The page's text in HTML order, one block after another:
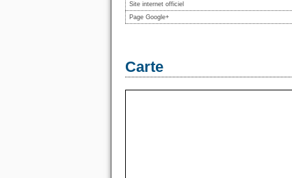
Site internet officiel
Page Google+
Carte